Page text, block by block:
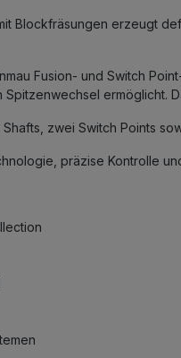
Blockfräsungen erzeugt
Fusion- und Switch
ermöglicht.
zwei Switch Points
präzise Kontrolle